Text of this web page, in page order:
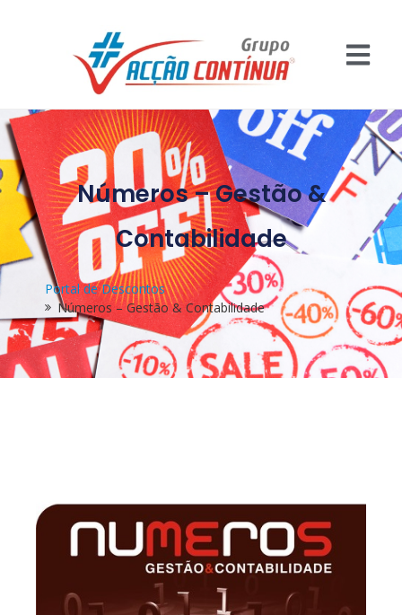
Números – Gestão &
Contabilidade
Portal de Descontos
Números – Gestão & Contabilidade